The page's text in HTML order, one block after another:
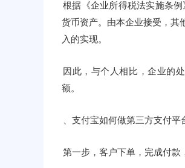
根据《企业所得税法实施条
货币资产。由本企业接受，其
入的实现。
因此，与个人相比，企业的
额。
、支付宝如何做第三方支付平
第一步，客户下单，完成付款